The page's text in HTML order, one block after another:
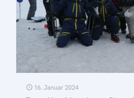
16. Januar 2024